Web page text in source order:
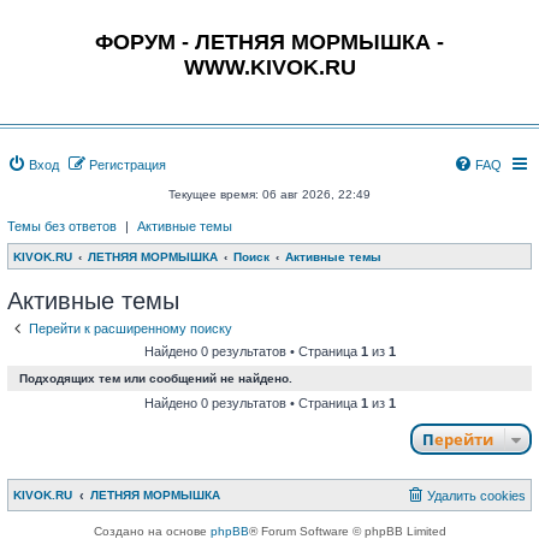
ФОРУМ - ЛЕТНЯЯ МОРМЫШКА -
WWW.KIVOK.RU
Вход Регистрация FAQ
Текущее время: 06 авг 2026, 22:49
Темы без ответов | Активные темы
KIVOK.RU ЛЕТНЯЯ МОРМЫШКА Поиск Активные темы
Активные темы
Перейти к расширенному поиску
Найдено 0 результатов • Страница 1 из 1
Подходящих тем или сообщений не найдено.
Найдено 0 результатов • Страница 1 из 1
Перейти
KIVOK.RU ЛЕТНЯЯ МОРМЫШКА Удалить cookies
Создано на основе phpBB® Forum Software © phpBB Limited